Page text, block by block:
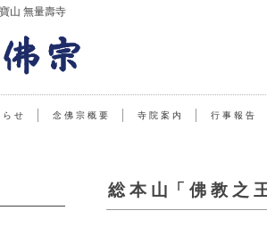
山 無量壽寺
ら せ 念 佛 宗 概 要 寺 院 案 内 行 事 報 告
総 本 山「 佛 教 之